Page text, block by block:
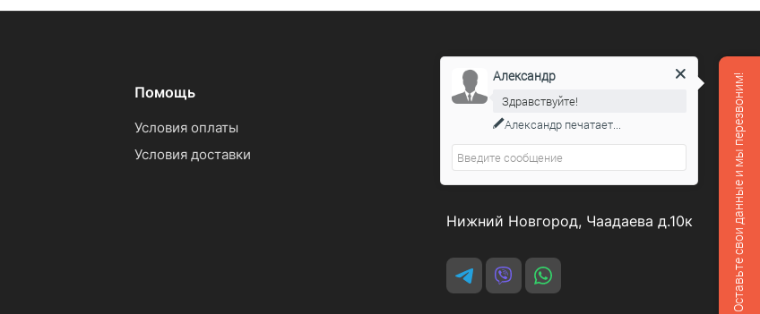
Помощь
Условия оплаты
Условия доставки
Контакты
8 800 551-07-64
podarovdr@specautotrade.pro
Нижний Новгород, Чаадаева д.10к Оставьте свои данные и мы перезвоним!
Александр
Здравствуйте!
Александр печатает...